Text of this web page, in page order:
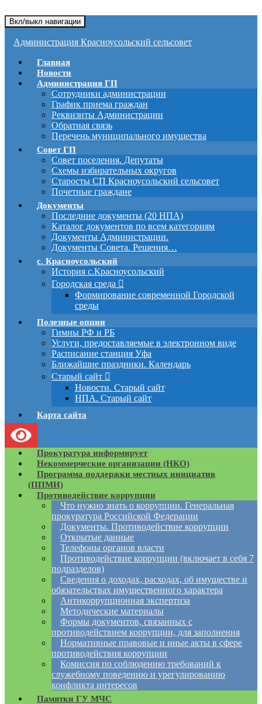
Вкл/выкл навигации
Администрация Красноусольский сельсовет
Главная
Новости
Администрация ГП
Сотрудники администрации
График приема граждан
Реквизиты Администрации
Обратная связь
Перечень муниципального имущества
Совет ГП
Совет поселения. Депутаты
Схемы избирательных округов
Старосты СП Красноусольский сельсовет
Почетные граждане
Документы
Последние документы (20 НПА)
Каталог документов по всем категориям
Документы Администрации.
Документы Совета. Решения…
с. Красноусольский
История с.Красноусольский
Городская среда
Формирование современной Городской
среды
Полезные опции
Гимны РФ и РБ
Услуги, предоставляемые в электронном виде
Расписание станция Уфа
Ближайшие праздники. Календарь
Старый сайт
Новости. Старый сайт
НПА. Старый сайт
Карта сайта
Прокуратура информирует
Некоммерческие организации (НКО)
Программа поддержки местных инициатив
(ППМИ)
Противодействие коррупции
Что нужно знать о коррупции. Генеральная
прокуратура Российской Федерации
Документы. Противодействие коррупции
Открытые данные
Телефоны органов власти
Противодействие коррупции (включает в себя 7
подразделов)
Сведения о доходах, расходах, об имуществе и
обязательствах имущественного характера
Антикоррупционная экспертиза
Методические материалы
Формы документов, связанных с
противодействием коррупции, для заполнения
Нормативные правовые и иные акты в сфере
противодействия коррупции
Комиссия по соблюдению требований к
служебному поведению и урегулированию
конфликта интересов
Памятки ГУ МЧС